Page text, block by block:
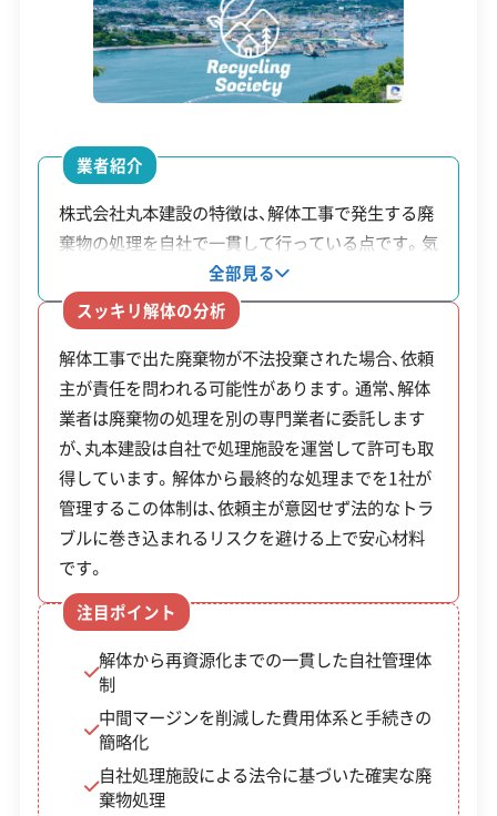
上限60万円
（経費の1/2以
内）
倒壊の危険性などが
あると認定された「不
良住宅」が対象。
空き家
取得補
助金
上限100万円
（取得費の1/
2）
空き家バンク登録物
件を移住者や子育て
世帯などが購入する
場合。
改修支
援事業
改修：上限50
万円、家財処
分：上限10万
円など
件の改修や、残置物の
処分が対象。
※令和7年度の不良住宅除却費補助金は、2025年12
月時点ですでに予算上限に達している可能性があ
ります。申請を考えるなら、次年度（令和8年度）に向
けて早めに市役所へ相談しておくことをお勧めし
ます。
※制度の最新情報や申請様式は、必ず自治体の公式
サイトをご確認ください。
気仙沼市の公式サイトで詳細を見る
産業廃棄物処分業許可
石綿作業主任者
建築物石綿含有建材調査者
解体工事施工技士
1級土木施工管理技士
1級建設機械施工管理技士
安全対策・リスク管理
工事賠償責任保険 違反歴なし 表彰・受賞
現場清掃
ISO認証
電子マニフェスト 地域貢献・ボランティア
顧客対応・サービス(17)
自社ホームページ 無料見積もり 不要品回収
不要品買取
不動産取引
補助金・助成金申請 土地活用
滅失登記
建設リサイクル届
近隣挨拶
翌営業日連絡
クレジットカード
解体ローン SNS 土対応
日祝対応
業者紹介
株式会社丸本建設の特徴は、解体工事で発生する廃
棄物の処理を自社で一貫して行っている点です。気
仙沼市内に自社の中間処理場を保有しており、収集
運搬から再資源化までを他社に委託しません。この
体制により外部業者に支払う中間マージンが不要
になるため、費用の抑制につながります。また、排
出された廃棄物が最終的にどのように処理される
かまで明確なため、安心して工事を任せられます。
全部見る
スッキリ解体の分析
解体工事で出た廃棄物が不法投棄された場合、依頼
主が責任を問われる可能性があります。通常、解体
業者は廃棄物の処理を別の専門業者に委託します
が、丸本建設は自社で処理施設を運営して許可も取
得しています。解体から最終的な処理までを1社が
管理するこの体制は、依頼主が意図せず法的なトラ
ブルに巻き込まれるリスクを避ける上で安心材料
です。
注目ポイント
解体から再資源化までの一貫した自社管理体
制
中間マージンを削減した費用体系と手続きの
簡略化
自社処理施設による法令に基づいた確実な廃
棄物処理